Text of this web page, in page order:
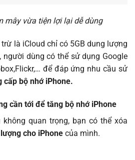
mây vừa tiện lợi lại dễ dùng
là iCloud chỉ có 5GB dung lượng
dùng có thể sử dụng Google
để đáp ứng nhu cầu sử
cấp bộ nhớ iPhone.
cần tới để tăng bộ nhớ iPhone
quan trọng, bạn có thể xóa
cho iPhone của mình.